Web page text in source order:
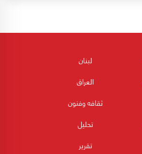
لبنان
العراق
ثقافه وفنون
تحليل
تقرير